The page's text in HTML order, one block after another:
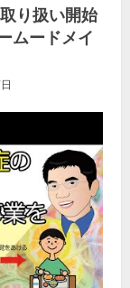
り扱い開始
ムードメイ